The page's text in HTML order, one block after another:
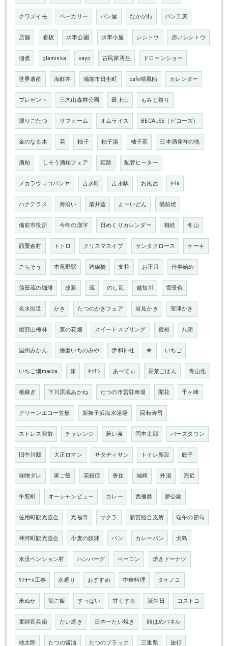
クワズイモ ベーカリー パン屋 なかがわ パン工房
店舗 看板 水車公園 水車小屋 シシトウ 赤いシシトウ
佃煮 glaminka sayo 古民家再生 ドローンショー
世界遺産 海鮮丼 備前市日生町 cafe晴風船 カレンダー
プレゼント 三木山森林公園 最上山 もみじ祭り
掘りごたつ リフォーム オムライス BECAUSE（ビコーズ）
金のなる木 花 柚子 柚子湯 柚子茶 日本酒発祥の地
酒粕 しそう酒粕フェア 姫路 配管ヒーター
メカラウロコパンヤ 吉永町 吉永駅 お風呂 ﾀｲﾙ
ハナテラス 海沿い 酒井藍 よーいどん 備前焼
備前市役所 今年の漢字 日めくりカレンダー 相続 冬山
西粟倉村 トトロ クリスマスイブ サンタクロース ケーキ
ごちそう 本竜野駅 跨線橋 支柱 お正月 仕事始め
蒲田蔵の珈琲 改装 蔵 のし瓦 越知川 雪景色
名水街道 かき たつのかきフェア 岩見かき 室津かき
綾部山梅林 菜の花畑 スイートスプリング 蜜柑 八朔
温州みかん 播磨いちのみや 伊和神社 🍓 いちご
いちご畑macca 床 ｷｯﾁﾝ あーてぃ 豆菜ごはん 青山北
根継ぎ 下川原蔵あかね たつの市営駐車場 開花 千ヶ峰
グリーンエコー笠形 新舞子浜海水浴場 回転寿司
ストレス発散 チャレンジ 若い泉 岡本太郎 バーズタウン
旧中川邸 大正ロマン サタディサン トイレ新設 餃子
味噌ダレ 家ご飯 花粉症 香住 城崎 外湯 海近
牛窓町 オーシャンビュー カレー 西播磨 夢公園
佐用町観光協会 光福寺 サクラ 新宮総合支所 端午の節句
神河町観光協会 小麦の奴隷 パン カレーパン 犬島
水没ペンション村 ハンバーグ ペーロン 焼きドーナツ
ﾘﾌｫｰﾑ工事 水廻り おすすめ 中華料理 タケノコ
米ぬか 筍ご飯 すっぱい 甘くする 誕生日 コストコ
軍師官兵衛 たい焼き 日本一たい焼き 顔はめパネル
桃太郎 たつの醤油 たつのブラック 三重県 旅行